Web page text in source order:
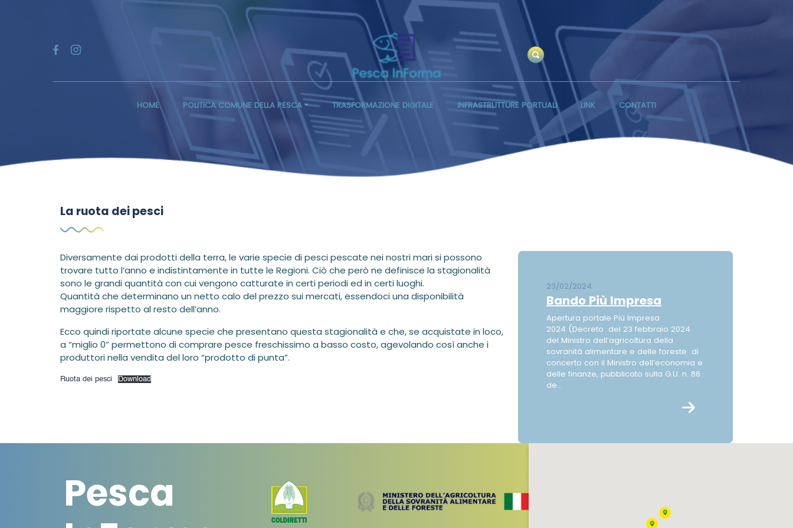
HOME POLITICA COMUNE DELLA PESCA TRASFORMAZIONE DIGITALE INFRASTRUTTURE PORTUALI LINK CONTATTI
La ruota dei pesci
Diversamente dai prodotti della terra, le varie specie di pesci pescate nei nostri mari si possono
trovare tutto l’anno e indistintamente in tutte le Regioni. Ciò che però ne definisce la stagionalità
sono le grandi quantità con cui vengono catturate in certi periodi ed in certi luoghi.
Quantità che determinano un netto calo del prezzo sui mercati, essendoci una disponibilità
maggiore rispetto al resto dell’anno.
Ecco quindi riportate alcune specie che presentano questa stagionalità e che, se acquistate in loco,
a “miglio 0” permettono di comprare pesce freschissimo a basso costo, agevolando così anche i
produttori nella vendita del loro “prodotto di punta”.
Ruota dei pesci Download
23/02/2024
Bando Più Impresa
Apertura portale Più Impresa
2024 (Decreto del 23 febbraio 2024
del Ministro dell’agricoltura della
sovranità alimentare e delle foreste di
concerto con il Ministro dell’economia e
delle finanze, pubblicato sulla G.U. n. 86
de...
Pesca